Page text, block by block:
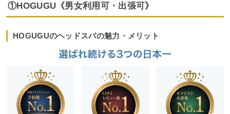
①HOGUGU《男女利用可・出張可》
HOGUGUのヘッドスパの魅力・メリット